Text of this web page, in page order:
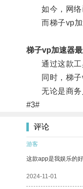
如今，网络已
而梯子vp加
梯子vp加速器
通过这款工
同时，梯子
无论是商务人
#3#
评论
游客
这款app是我娱乐的
2024-11-01